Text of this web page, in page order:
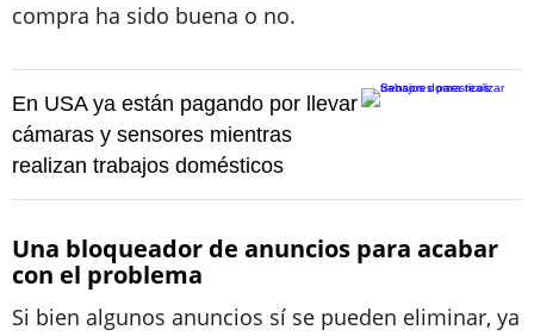
compra ha sido buena o no.
En USA ya están pagando por llevar
cámaras y sensores mientras
realizan trabajos domésticos
Una bloqueador de anuncios para acabar
con el problema
Si bien algunos anuncios sí se pueden eliminar, ya